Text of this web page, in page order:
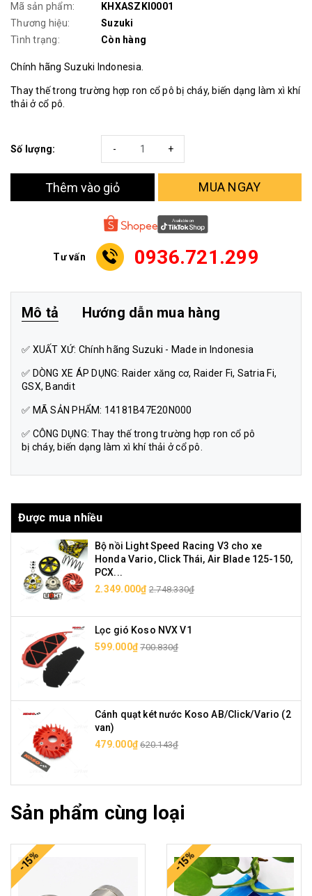
Mã sản phẩm:
KHXASZKI0001
Thương hiệu:
Suzuki
Tình trạng:
Còn hàng
Chính hãng Suzuki Indonesia.
Thay thế trong trường hợp ron cổ pô bị cháy, biến dạng làm xì khí
thải ở cổ pô.
Số lượng: +
-
Thêm vào giỏ MUA NGAY
Tư vấn 0936.721.299
Mô tả Hướng dẫn mua hàng
✅ XUẤT XỨ: Chính hãng Suzuki - Made in Indonesia
✅ DÒNG XE ÁP DỤNG: Raider xăng cơ, Raider Fi, Satria Fi,
GSX, Bandit
✅ MÃ SẢN PHẨM: 14181B47E20N000
✅ CÔNG DỤNG: Thay thế trong trường hợp ron cổ pô
bị cháy, biến dạng làm xì khí thải ở cổ pô.
Được mua nhiều
Bộ nồi Light Speed Racing V3 cho xe
Honda Vario, Click Thái, Air Blade 125-150,
PCX...
2.349.000₫ 2.748.330₫
Lọc gió Koso NVX V1
599.000₫ 700.830₫
Cánh quạt két nước Koso AB/Click/Vario (2
van)
479.000₫ 620.143₫
Sản phẩm cùng loại
-15% -15%